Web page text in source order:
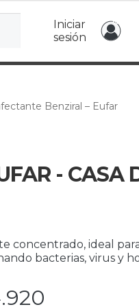
Iniciar
sesión
Benziral – Eufar
- CASA
concentrado, ideal
bacterias, virus y